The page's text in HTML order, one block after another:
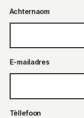
Achternaom
E-mailadres
Tèllefoon